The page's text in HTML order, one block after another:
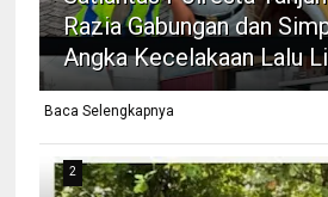
Razia Gabungan dan
Angka Kecelakaan Lalu
Baca Selengkapnya
2